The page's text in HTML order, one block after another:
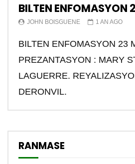
BILTEN
JOHN BOISGUENE 1 AN AGO
BILTEN ENFOMASYON 23
PREZANTASYON : MARY
LAGUERRE.
DERONVIL.
RANMASE